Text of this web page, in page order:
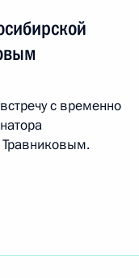
с временно